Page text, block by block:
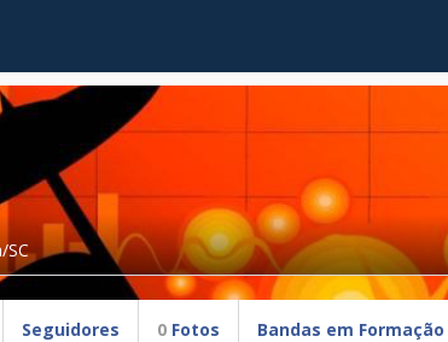
SC
Seguidores 0 Fotos Bandas em Formação